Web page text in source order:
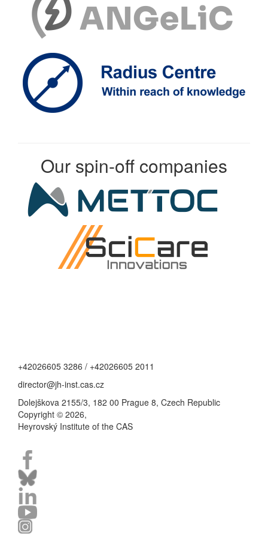
Our spin-off companies
+42026605 3286 / +42026605 2011
director@jh-inst.cas.cz
Dolejškova 2155/3, 182 00 Prague 8, Czech Republic
Copyright © 2026,
Heyrovský Institute of the CAS